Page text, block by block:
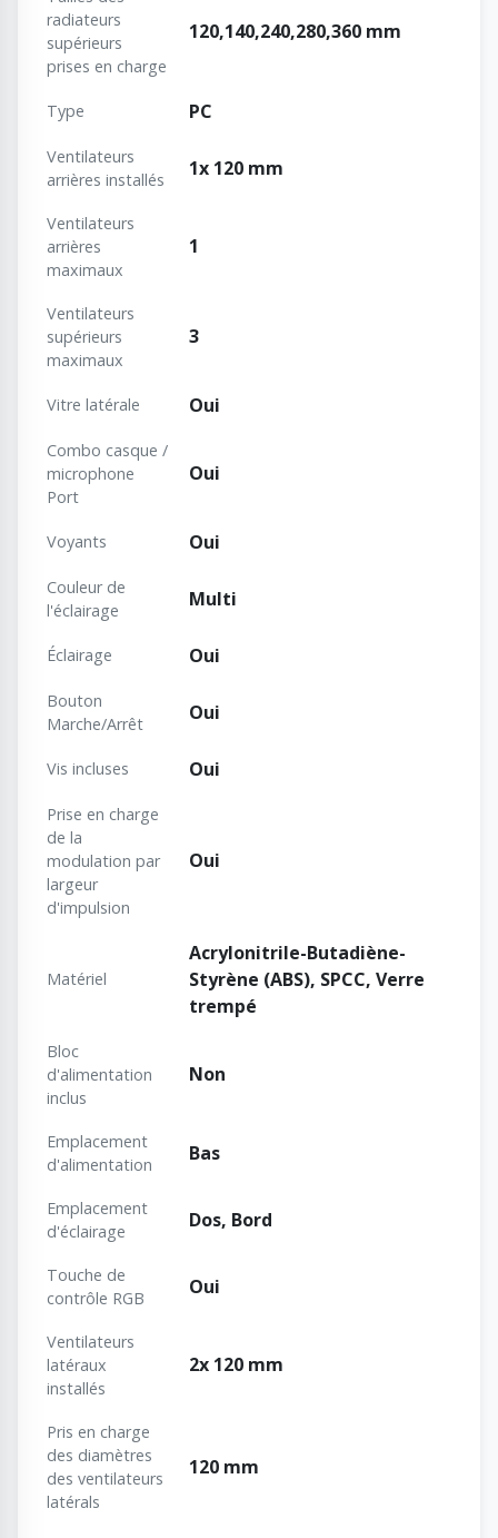
radiateurs
supérieurs
prises en charge
120,140,240,280,360 mm
Type PC
Ventilateurs
arrières installés
1x 120 mm
Ventilateurs
arrières
maximaux
1
Ventilateurs
supérieurs
maximaux
3
Vitre latérale Oui
Combo casque /
microphone
Port
Oui
Voyants Oui
Couleur de
l'éclairage
Multi
Éclairage Oui
Bouton
Marche/Arrêt
Oui
Vis incluses Oui
Prise en charge
de la
modulation par
largeur
d'impulsion
Oui
Matériel
Acrylonitrile-Butadiène-
Styrène (ABS), SPCC, Verre
trempé
Bloc
d'alimentation
inclus
Non
Emplacement
d'alimentation
Bas
Emplacement
d'éclairage
Dos, Bord
Touche de
contrôle RGB
Oui
Ventilateurs
latéraux
installés
2x 120 mm
Pris en charge
des diamètres
des ventilateurs
latérals
120 mm